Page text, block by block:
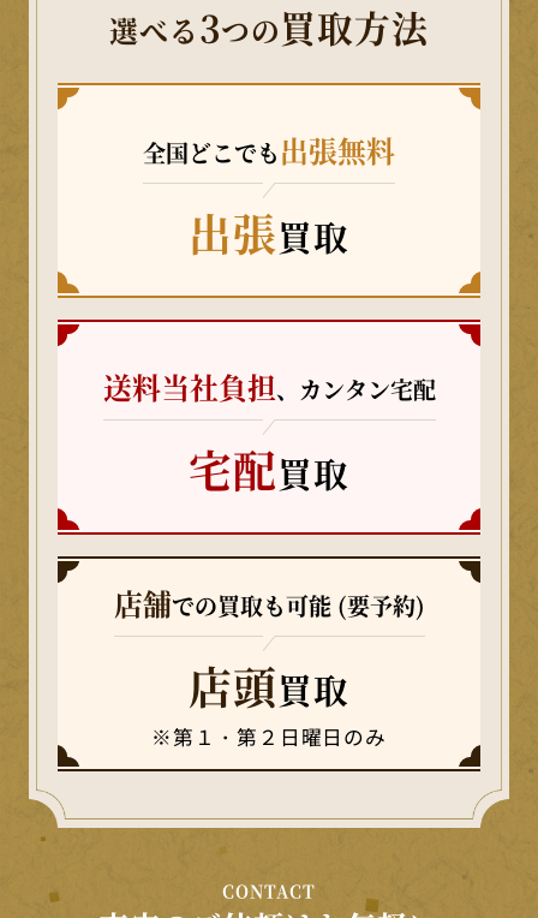
選べる3つの買取方法
全国どこでも出張無料
出張買取
送料当社負担、カンタン宅配
宅配買取
店舗での買取も可能 (要予約)
店頭買取
※第１・第２日曜日のみ
CONTACT